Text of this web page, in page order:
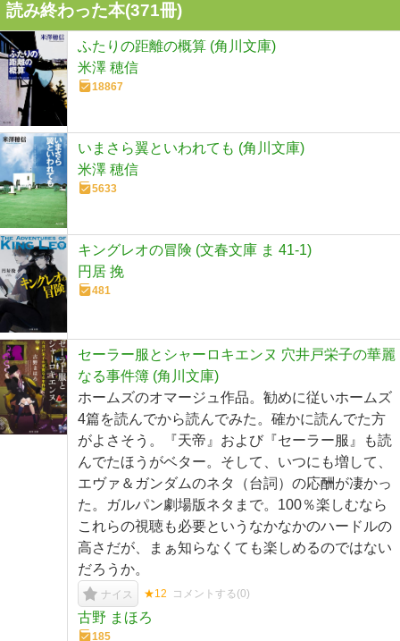
読み終わった本(371冊)
ふたりの距離の概算 (角川文庫)
米澤 穂信
18867
いまさら翼といわれても (角川文庫)
米澤 穂信
5633
キングレオの冒険 (文春文庫 ま 41-1)
円居 挽
481
セーラー服とシャーロキエンヌ 穴井戸栄子の華麗
なる事件簿 (角川文庫)
ホームズのオマージュ作品。勧めに従いホームズ
4篇を読んでから読んでみた。確かに読んでた方
がよさそう。『天帝』および『セーラー服』も読
んでたほうがベター。そして、いつにも増して、
エヴァ＆ガンダムのネタ（台詞）の応酬が凄かっ
た。ガルパン劇場版ネタまで。100％楽しむなら
これらの視聴も必要というなかなかのハードルの
高さだが、まぁ知らなくても楽しめるのではない
だろうか。
ナイス ★12 コメントする(0)
古野 まほろ
185